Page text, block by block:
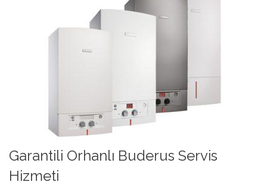
Garantili Orhanlı Buderus Servis
Hizmeti